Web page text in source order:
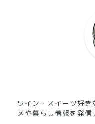
ワイン・スイーツ好
メや暮らし情報を発信